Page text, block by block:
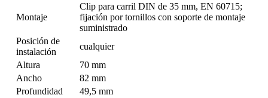
Montaje
Clip para carril DIN de 35 mm, EN 60715;
fijación por tornillos con soporte de montaje
suministrado
Posición de
instalación
cualquier
Altura
70 mm
Ancho
82 mm
Profundidad
49,5 mm